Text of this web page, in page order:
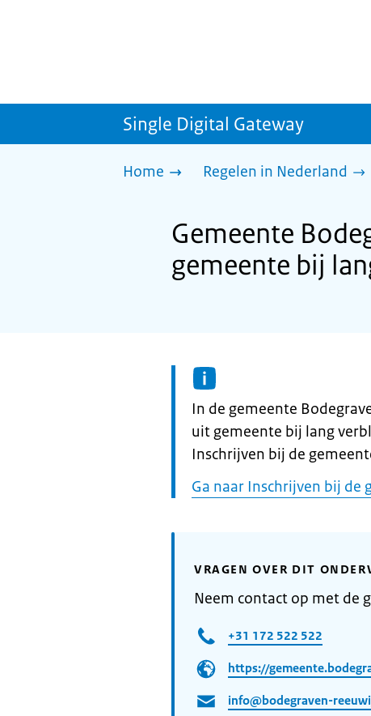
Single Digital Gateway
Home Regelen in Nederland
Gemeente
gemeente bij
Informatie:
In de gemeente
uit gemeente bij lang
Inschrijven bij de
Ga naar Inschrijven bij de
VRAGEN OVER DIT
Neem contact op met de
+31 172 522 522
https://
info@bodegraven-